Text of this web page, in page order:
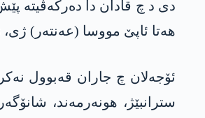
ھەتا ئاپێ مووسا (عەنتەر)
ئۆجەلان چ جاران قەبوول
سترانبێژ، ھونەرمەند،